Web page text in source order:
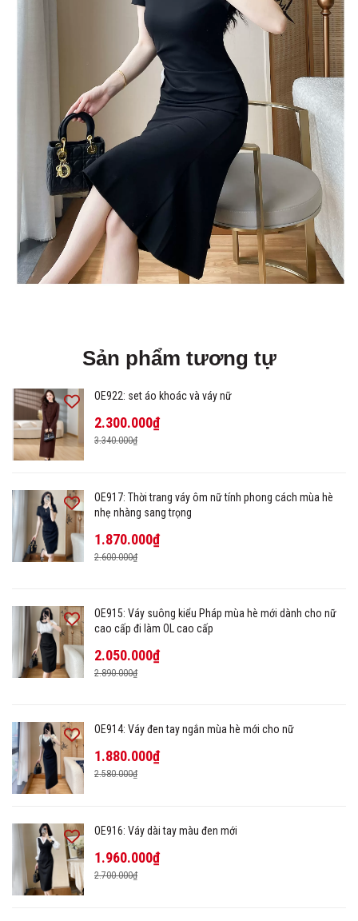
Sản phẩm tương tự
OE922: set áo khoác và váy nữ
2.300.000₫
3.340.000₫
OE917: Thời trang váy ôm nữ tính phong cách mùa hè
nhẹ nhàng sang trọng
1.870.000₫
2.600.000₫
OE915: Váy suông kiểu Pháp mùa hè mới dành cho nữ
cao cấp đi làm OL cao cấp
2.050.000₫
2.890.000₫
OE914: Váy đen tay ngắn mùa hè mới cho nữ
1.880.000₫
2.580.000₫
OE916: Váy dài tay màu đen mới
1.960.000₫
2.700.000₫